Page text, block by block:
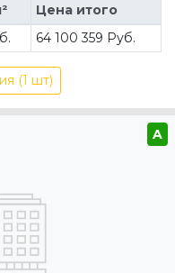
Цена итого
64 100 359 Руб.
(1 шт)
A